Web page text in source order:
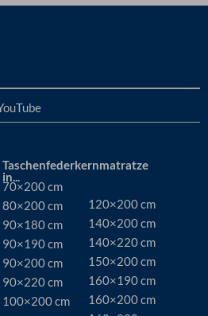
Taschenfederkernmatratze
in...
70×200 cm
80×200 cm
90×180 cm
90×190 cm
90×200 cm
90×220 cm
100×200 cm
120×200 cm
140×200 cm
140×220 cm
150×200 cm
160×190 cm
160×200 cm